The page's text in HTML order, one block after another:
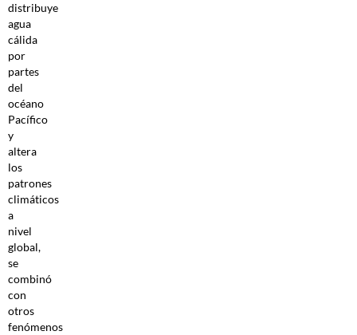
distribuye
agua
cálida
por
partes
del
océano
Pacífico
y
altera
los
patrones
climáticos
a
nivel
global,
se
combinó
con
otros
fenómenos